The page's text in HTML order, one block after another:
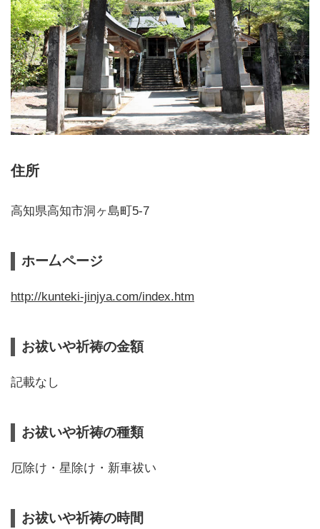
住所
高知県高知市洞ヶ島町5-7
ホー厶ページ
http://kunteki-jinjya.com/index.htm
お祓いや祈祷の金額
記載なし
お祓いや祈祷の種類
厄除け・星除け・新車祓い
お祓いや祈祷の時間